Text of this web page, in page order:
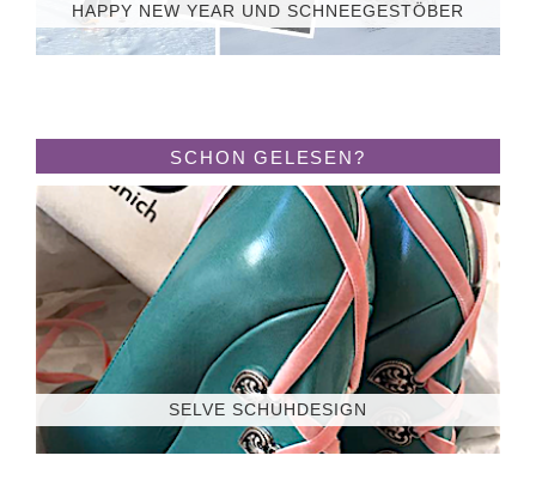
HAPPY NEW YEAR UND SCHNEEGESTÖBER
SCHON GELESEN?
SELVE SCHUHDESIGN